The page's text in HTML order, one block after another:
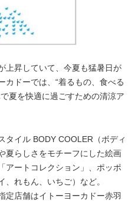
上昇していて、今夏も猛暑日が
カドーでは、“着るもの、食べる
夏を快適に過ごすための清涼ア
タイル BODY COOLER（ボディ
夏らしさをモチーフにした絵画
アートコレクション」、ポッポ
、れもん、いちご）など。
定店舗はイトーヨーカドー赤羽